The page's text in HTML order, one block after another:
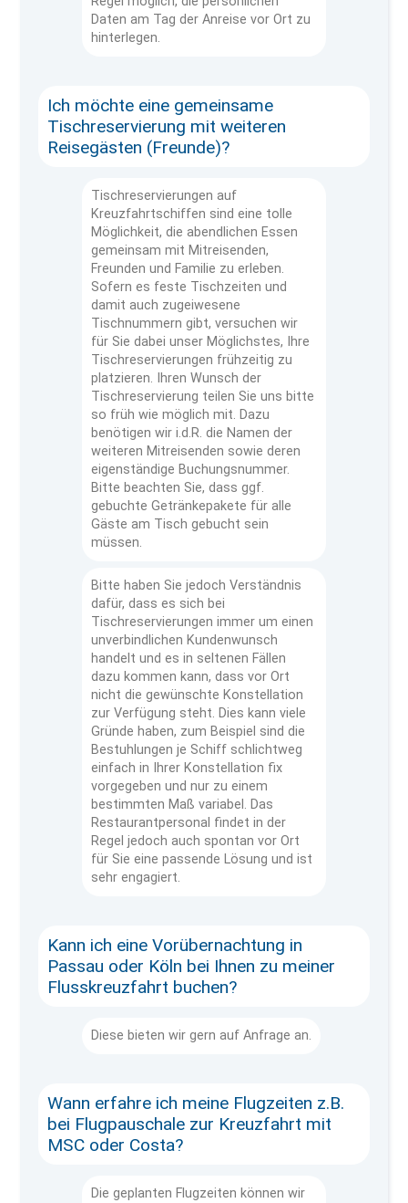
Daten am Tag der Anreise vor Ort zu
hinterlegen.
Ich möchte eine gemeinsame
Tischreservierung mit weiteren
Reisegästen (Freunde)?
Tischreservierungen auf
Kreuzfahrtschiffen sind eine tolle
Möglichkeit, die abendlichen Essen
gemeinsam mit Mitreisenden,
Freunden und Familie zu erleben.
Sofern es feste Tischzeiten und
damit auch zugeiwesene
Tischnummern gibt, versuchen wir
für Sie dabei unser Möglichstes, Ihre
Tischreservierungen frühzeitig zu
platzieren. Ihren Wunsch der
Tischreservierung teilen Sie uns bitte
so früh wie möglich mit. Dazu
benötigen wir i.d.R. die Namen der
weiteren Mitreisenden sowie deren
eigenständige Buchungsnummer.
Bitte beachten Sie, dass ggf.
gebuchte Getränkepakete für alle
Gäste am Tisch gebucht sein
müssen.
Bitte haben Sie jedoch Verständnis
dafür, dass es sich bei
Tischreservierungen immer um einen
unverbindlichen Kundenwunsch
handelt und es in seltenen Fällen
dazu kommen kann, dass vor Ort
nicht die gewünschte Konstellation
zur Verfügung steht. Dies kann viele
Gründe haben, zum Beispiel sind die
Bestuhlungen je Schiff schlichtweg
einfach in Ihrer Konstellation fix
vorgegeben und nur zu einem
bestimmten Maß variabel. Das
Restaurantpersonal findet in der
Regel jedoch auch spontan vor Ort
für Sie eine passende Lösung und ist
sehr engagiert.
Kann ich eine Vorübernachtung in
Passau oder Köln bei Ihnen zu meiner
Flusskreuzfahrt buchen?
Diese bieten wir gern auf Anfrage an.
Wann erfahre ich meine Flugzeiten z.B.
bei Flugpauschale zur Kreuzfahrt mit
MSC oder Costa?
Die geplanten Flugzeiten können wir